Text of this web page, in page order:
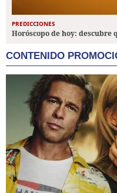
PREDICCIONES
Horóscopo de hoy: descubre
CONTENIDO